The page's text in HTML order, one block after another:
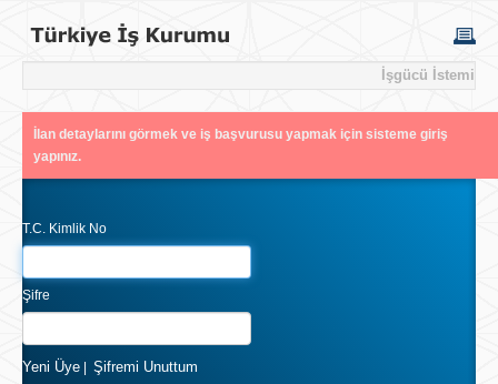
İşgücü İstemi
İlan detaylarını görmek ve iş başvurusu yapmak için sisteme giriş
yapınız.
T.C. Kimlik No
Şifre
Yeni Üye Şifremi Unuttum